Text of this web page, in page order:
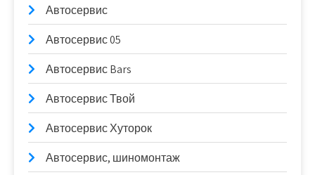
Автосервис
Автосервис 05
Автосервис Bars
Автосервис Твой
Автосервис Хуторок
Автосервис, шиномонтаж